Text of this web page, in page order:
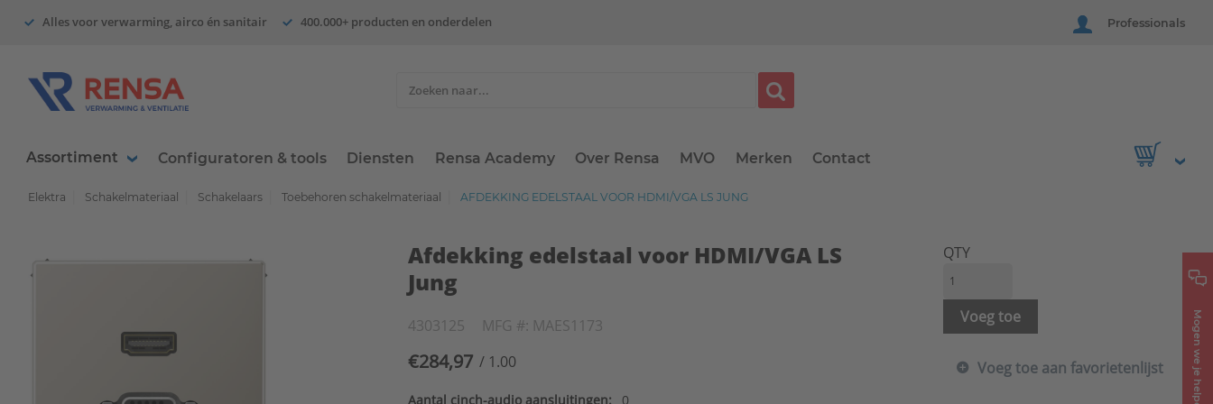
Alles voor verwarming, airco én sanitair 400.000+ producten en onderdelen Professionals
Assortiment Configuratoren & tools Diensten Rensa Academy Over Rensa MVO Merken Contact
Mogen we je helpen?
Elektra Schakelmateriaal Schakelaars Toebehoren schakelmateriaal AFDEKKING EDELSTAAL VOOR HDMI/VGA LS JUNG
Afdekking edelstaal voor HDMI/VGA LS
Jung
4303125 MFG #: MAES1173
€284,97 / 1.00
Aantal cinch-audio aansluitingen:
0
QTY
Voeg toe
Voeg toe aan favorietenlijst